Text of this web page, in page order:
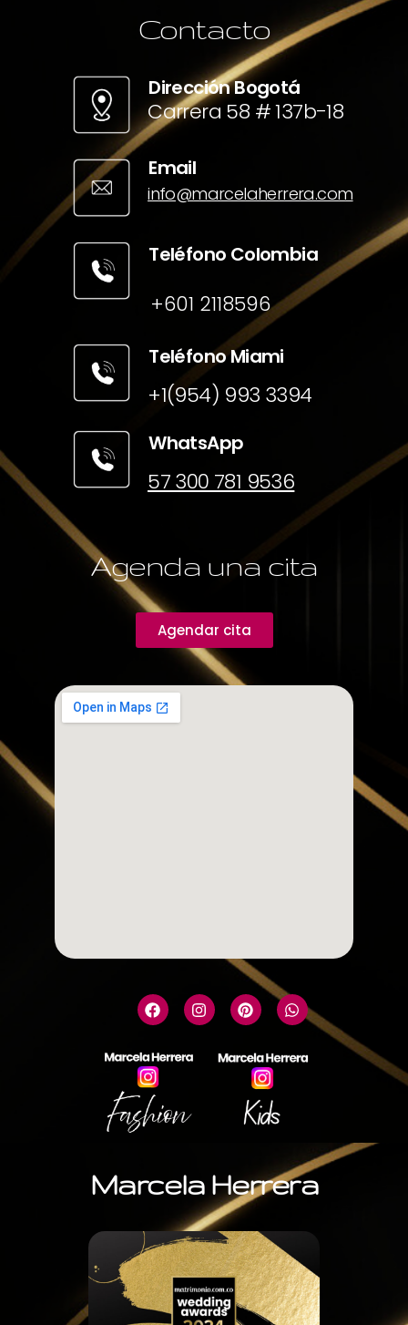
Contacto
Dirección Bogotá
Carrera 58 # 137b-18
Email
info@marcelaherrera.com
Teléfono Colombia
+601 2118596
Teléfono Miami
+1(954) 993 3394
WhatsApp
57 300 781 9536
Agenda una cita
Agendar cita
Marcela Herrera